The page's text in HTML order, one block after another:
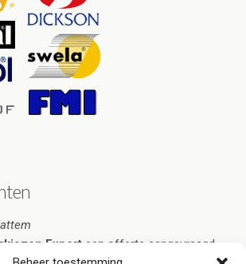
Expert een offerte aangevraagd.